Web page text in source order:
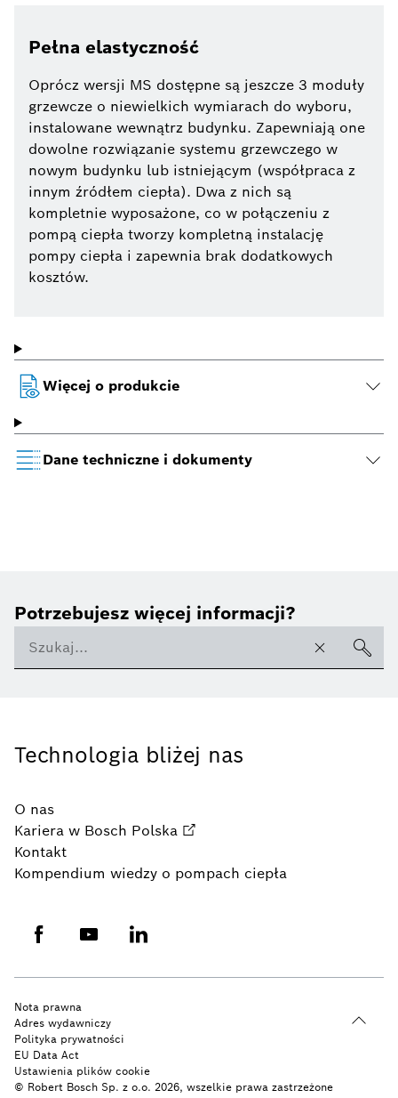
Pełna elastyczność
Oprócz wersji MS dostępne są jeszcze 3 moduły
grzewcze o niewielkich wymiarach do wyboru,
instalowane wewnątrz budynku. Zapewniają one
dowolne rozwiązanie systemu grzewczego w
nowym budynku lub istniejącym (współpraca z
innym źródłem ciepła). Dwa z nich są
kompletnie wyposażone, co w połączeniu z
pompą ciepła tworzy kompletną instalację
pompy ciepła i zapewnia brak dodatkowych
kosztów.
Więcej o produkcie
Dane techniczne i dokumenty
Potrzebujesz więcej informacji?
Technologia bliżej nas
O nas
Kariera w Bosch Polska
Kontakt
Kompendium wiedzy o pompach ciepła
© Robert Bosch Sp. z o.o. 2026, wszelkie prawa zastrzeżone
Nota prawna
Adres wydawniczy
Polityka prywatności
EU Data Act
Ustawienia plików cookie